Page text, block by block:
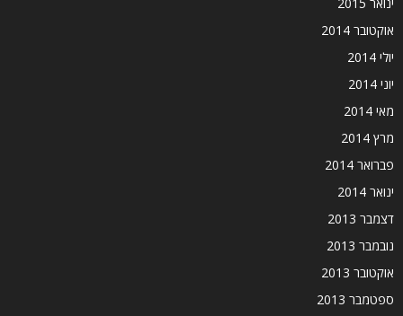
אוקטובר 2014
יולי 2014
יוני 2014
מאי 2014
מרץ 2014
פברואר 2014
ינואר 2014
דצמבר 2013
נובמבר 2013
אוקטובר 2013
ספטמבר 2013